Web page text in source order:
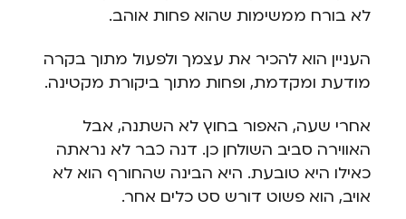
לא בורח ממשימות שהוא פחות אוהב.
העניין הוא להכיר את עצמך ולפעול מתוך בקרה
מודעת ומקדמת, ופחות מתוך ביקורת מקטינה.
אחרי שעה, האפור בחוץ לא השתנה, אבל
האווירה סביב השולחן כן. דנה כבר לא נראתה
כאילו היא טובעת. היא הבינה שהחורף הוא לא
אויב, הוא פשוט דורש סט כלים אחר.